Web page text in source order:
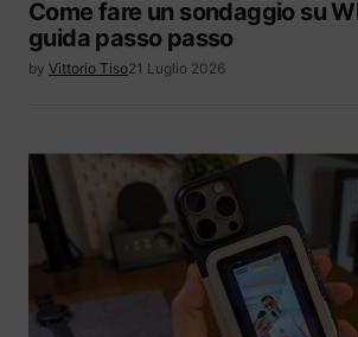
Come fare un sondaggio su
guida passo passo
by Vittorio Tiso21 Luglio 2026